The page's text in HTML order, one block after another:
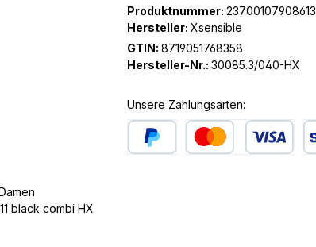
Produktnummer: 23700107908613
Hersteller: Xsensible
GTIN: 8719051768358
Hersteller-Nr.: 30085.3/040-HX
Unsere Zahlungsarten: